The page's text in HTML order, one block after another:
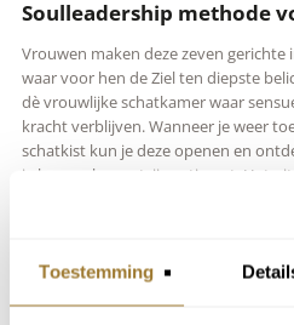
Toestemming
Soulleadership methode
Vrouwen maken deze zeven
waar voor hen de Ziel ten diepste
dè vrouwlijke schatkamer waar
kracht verblijven. Wanneer je weer
schatkist kun je deze openen en
je hogere bewustzijn activeert. Het
het leren gebruiken van de